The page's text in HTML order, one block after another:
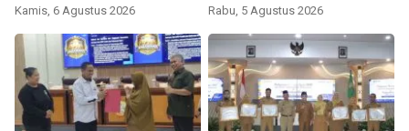
Kamis, 6 Agustus 2026 Rabu, 5 Agustus 2026